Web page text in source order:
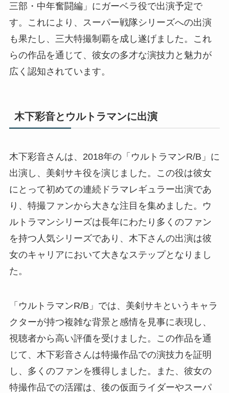
三部・中年奮闘編」にガーベラ役で出演予定で
す。これにより、スーパー戦隊シリーズへの出演
も果たし、三大特撮制覇を成し遂げました。これ
らの作品を通じて、彼女の多才な演技力と魅力が
広く認知されています。
木下彩音とウルトラマンに出演
木下彩音さんは、2018年の「ウルトラマンR/B」に
出演し、美剣サキ役を演じました。この役は彼女
にとって初めての連続ドラマレギュラー出演であ
り、特撮ファンから大きな注目を集めました。ウ
ルトラマンシリーズは長年にわたり多くのファン
を持つ人気シリーズであり、木下さんの出演は彼
女のキャリアにおいて大きなステップとなりまし
た。
「ウルトラマンR/B」では、美剣サキというキャラ
クターが持つ複雑な背景と感情を見事に表現し、
視聴者から高い評価を受けました。この作品を通
じて、木下彩音さんは特撮作品での演技力を証明
し、多くのファンを獲得しました。また、彼女の
特撮作品での活躍は、後の仮面ライダーやスーパ